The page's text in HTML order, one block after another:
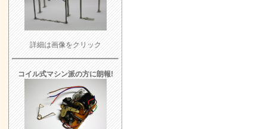
詳細は画像をクリック
コイル式マシン派の方に朗報!